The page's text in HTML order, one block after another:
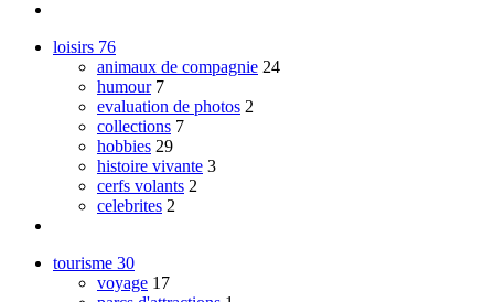
loisirs 76
animaux de compagnie 24
humour 7
evaluation de photos 2
collections 7
hobbies 29
histoire vivante 3
cerfs volants 2
celebrites 2
tourisme 30
voyage 17